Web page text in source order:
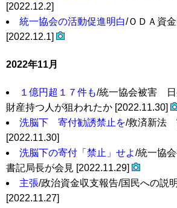
[2022.12.2]
統一協会の活動促進明白/ＯＤＡ資
[2022.12.1]
2022年11月
１億円超１７件も/統一協会被害 日
財産持つ人が狙われたか [2022.11.30]
洗脳下 寄付勧誘禁止を/救済新法
[2022.11.30]
洗脳下の寄付「禁止」せよ/統一協
書記局長が会見 [2022.11.29]
主張/政治資金収支報告/国民への説
[2022.11.27]